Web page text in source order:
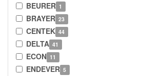
BEURER 1
BRAYER 23
CENTEK 44
DELTA 41
ECON 11
ENDEVER 5